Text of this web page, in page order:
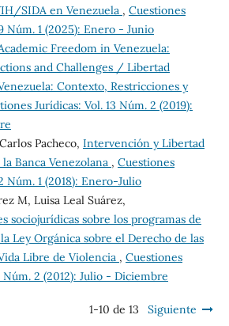
SIDA en Venezuela , Cuestiones
Núm. 1 (2025): Enero - Junio
Freedom in Venezuela:
and Challenges / Libertad
Contexto, Restricciones y
Jurídicas: Vol. 13 Núm. 2 (2019):
Pacheco, Intervención y Libertad
Banca Venezolana , Cuestiones
Núm. 1 (2018): Enero-Julio
M, Luisa Leal Suárez,
sociojurídicas sobre los programas de
Ley Orgánica sobre el Derecho de las
Libre de Violencia , Cuestiones
Núm. 2 (2012): Julio - Diciembre
1-10 de 13 Siguiente